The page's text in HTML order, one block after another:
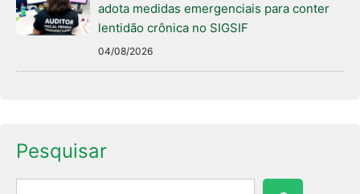
adota medidas emergenciais para conter
lentidão crônica no SIGSIF
04/08/2026
Pesquisar